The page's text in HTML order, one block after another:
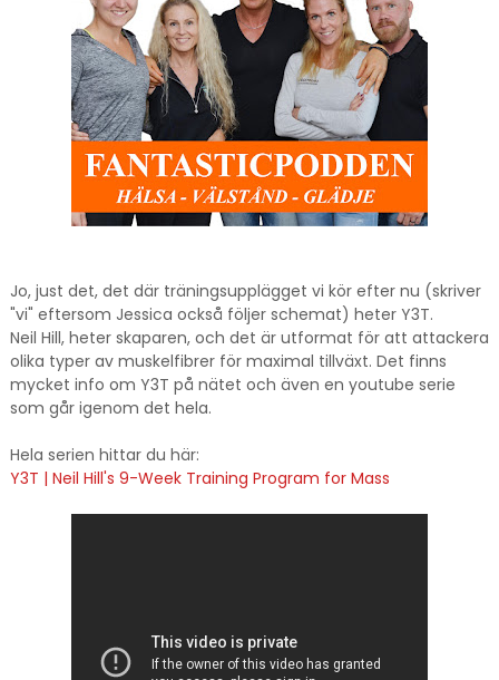
Jo, just det, det där träningsupplägget vi kör efter nu (skriver
"vi" eftersom Jessica också följer schemat) heter Y3T.
Neil Hill, heter skaparen, och det är utformat för att attackera
olika typer av muskelfibrer för maximal tillväxt. Det finns
mycket info om Y3T på nätet och även en youtube serie
som går igenom det hela.
Hela serien hittar du här:
Y3T | Neil Hill's 9-Week Training Program for Mass